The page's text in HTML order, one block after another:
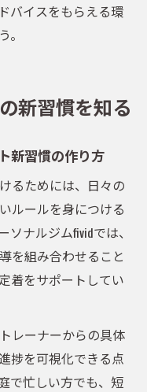
バイスをもらえる環
新習慣を知る
新習慣の作り方
るためには、日々の
ルールを身につける
ナルジムfividでは、
を組み合わせること
着をサポートしてい
レーナーからの具体
捗を可視化できる点
で忙しい方でも、短